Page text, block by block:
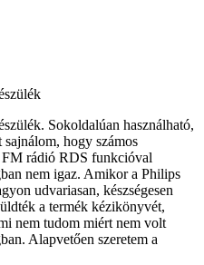
Sokoldalúan használható,
sajnálom, hogy számos
rádió RDS funkcióval
nem igaz. Amikor a Philips
udvariasan, készségesen
a termék kézikönyvét,
nem tudom miért nem volt
Alapvetően szeretem a